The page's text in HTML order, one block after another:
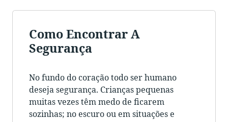
Como Encontrar A
Segurança
No fundo do coração todo ser humano
deseja segurança. Crianças pequenas
muitas vezes têm medo de ficarem
sozinhas; no escuro ou em situações e